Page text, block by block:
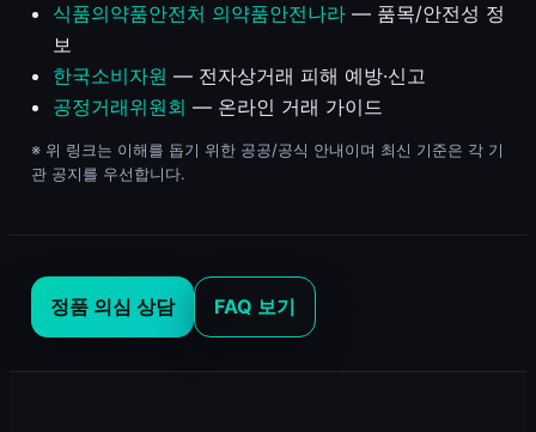
식품의약품안전처 의약품안전나라 — 품목/안전성 정
보
한국소비자원 — 전자상거래 피해 예방·신고
공정거래위원회 — 온라인 거래 가이드
※ 위 링크는 이해를 돕기 위한 공공/공식 안내이며 최신 기준은 각 기
관 공지를 우선합니다.
정품 의심 상담 FAQ 보기